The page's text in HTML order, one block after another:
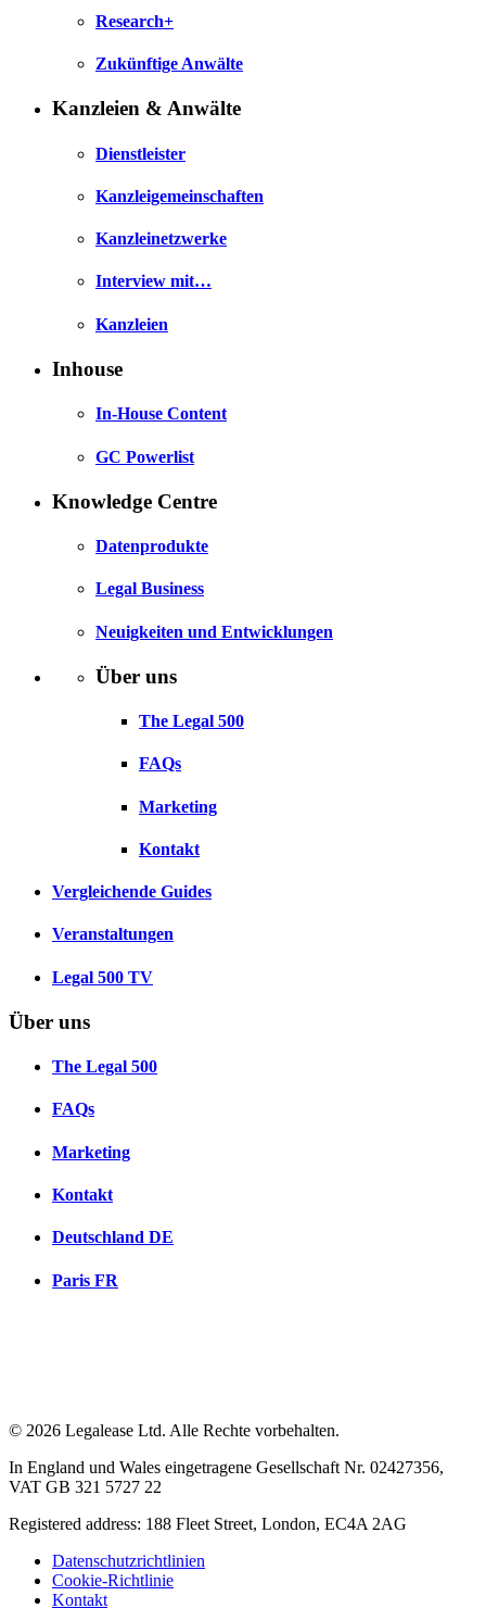
Research+
Zukünftige Anwälte
Kanzleien & Anwälte
Dienstleister
Kanzleigemeinschaften
Kanzleinetzwerke
Interview mit…
Kanzleien
Inhouse
In-House Content
GC Powerlist
Knowledge Centre
Datenprodukte
Legal Business
Neuigkeiten und Entwicklungen
Über uns
The Legal 500
FAQs
Marketing
Kontakt
Vergleichende Guides
Veranstaltungen
Legal 500 TV
Über uns
The Legal 500
FAQs
Marketing
Kontakt
Deutschland DE
Paris FR
© 2026 Legalease Ltd. Alle Rechte vorbehalten.
In England und Wales eingetragene Gesellschaft Nr. 02427356,
VAT GB 321 5727 22
Registered address: 188 Fleet Street, London, EC4A 2AG
Datenschutzrichtlinien
Cookie-Richtlinie
Kontakt